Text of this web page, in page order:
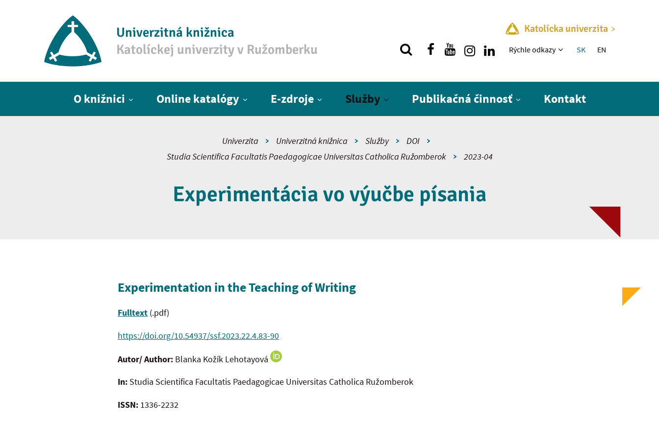
Univerzitná knižnica
Katolíckej univerzity v Ružomberku
Katolícka univerzita
Rýchle menu
Rýchle odkazy SK EN
O knižnici Online katalógy E-zdroje Služby Publikačná činnosť Kontakt
Univerzita Univerzitná knižnica Služby
DOI
Studia Scientifica Facultatis Paedagogicae Universitas Catholica Ružomberok
2023-04
Experimentácia vo výučbe písania
Experimentation in the Teaching of Writing
Fulltext (.pdf)
https://doi.org/10.54937/ssf.2023.22.4.83-90
Autor/ Author: Blanka Kožík Lehotayová
In: Studia Scientifica Facultatis Paedagogicae Universitas Catholica Ružomberok
ISSN: 1336-2232